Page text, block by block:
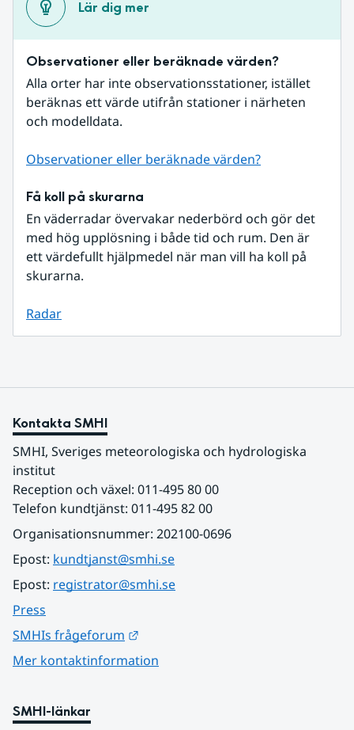
Lär dig mer
Observationer eller beräknade värden?
Alla orter har inte observationsstationer, istället
beräknas ett värde utifrån stationer i närheten
och modelldata.
Observationer eller beräknade värden?
Få koll på skurarna
En väderradar övervakar nederbörd och gör det
med hög upplösning i både tid och rum. Den är
ett värdefullt hjälpmedel när man vill ha koll på
skurarna.
Radar
Kontakta SMHI
SMHI, Sveriges meteorologiska och hydrologiska
institut
Reception och växel: 011-495 80 00
Telefon kundtjänst: 011-495 82 00
Organisationsnummer: 202100-0696
Epost: kundtjanst@smhi.se
Epost: registrator@smhi.se
Press
SMHIs frågeforum
Mer kontaktinformation
SMHI-länkar